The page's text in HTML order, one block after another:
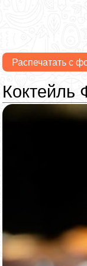
Распечатать с
Коктейль